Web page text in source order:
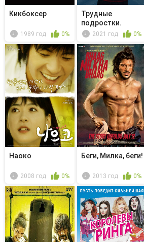
Кикбоксер
1989 год 0%
Трудные
подростки.
Новогодняя
2021 год 0%
Наоко
2008 год 0%
Беги, Милка, беги!
2013 год 0%